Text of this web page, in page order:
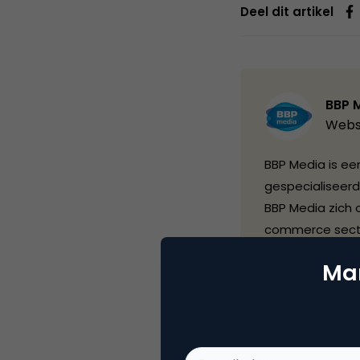
Deel dit artikel
BBP
BBP Media is
BBP Media
commerce
met de
vakinformatie